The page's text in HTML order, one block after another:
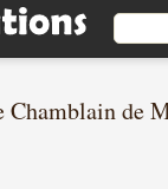
Chamblain de